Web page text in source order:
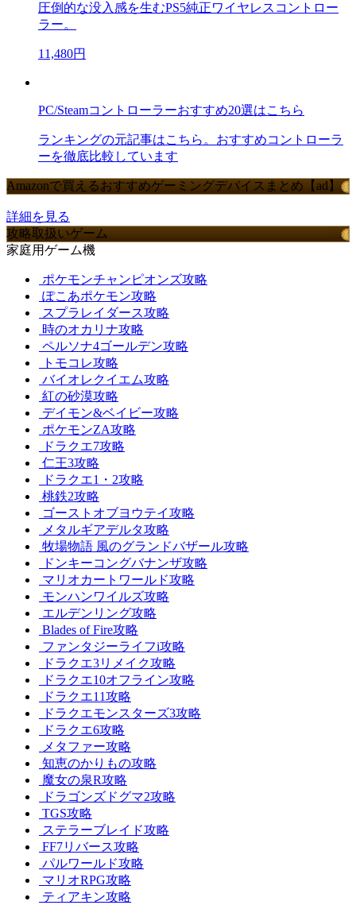
圧倒的な没入感を生むPS5純正ワイヤレスコントロー
ラー。
11,480円
PC/Steamコントローラーおすすめ20選はこちら
ランキングの元記事はこちら。おすすめコントローラ
ーを徹底比較しています
Amazonで買えるおすすめゲーミングデバイスまとめ【ad】
詳細を見る
攻略取扱いゲーム
家庭用ゲーム機
ポケモンチャンピオンズ攻略
ぽこあポケモン攻略
スプラレイダース攻略
時のオカリナ攻略
ペルソナ4ゴールデン攻略
トモコレ攻略
バイオレクイエム攻略
紅の砂漠攻略
デイモン&ベイビー攻略
ポケモンZA攻略
ドラクエ7攻略
仁王3攻略
ドラクエ1・2攻略
桃鉄2攻略
ゴーストオブヨウテイ攻略
メタルギアデルタ攻略
牧場物語 風のグランドバザール攻略
ドンキーコングバナンザ攻略
マリオカートワールド攻略
モンハンワイルズ攻略
エルデンリング攻略
Blades of Fire攻略
ファンタジーライフi攻略
ドラクエ3リメイク攻略
ドラクエ10オフライン攻略
ドラクエ11攻略
ドラクエモンスターズ3攻略
ドラクエ6攻略
メタファー攻略
知恵のかりもの攻略
魔女の泉R攻略
ドラゴンズドグマ2攻略
TGS攻略
ステラーブレイド攻略
FF7リバース攻略
パルワールド攻略
マリオRPG攻略
ティアキン攻略